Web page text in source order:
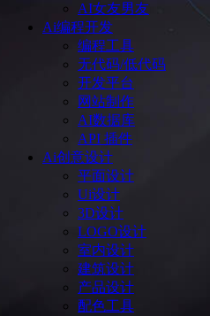
AI女友男友
Ai编程开发
编程工具
无代码/低代码
开发平台
网站制作
AI数据库
API 插件
Ai创意设计
平面设计
Ui设计
3D设计
LOGO设计
室内设计
建筑设计
产品设计
配色工具